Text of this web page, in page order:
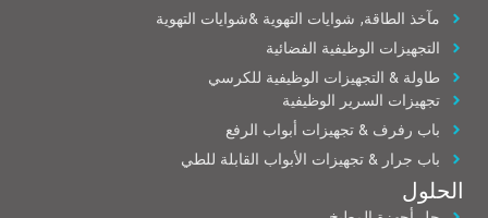
مآخذ الطاقة, شوايات التهوية &شوايات التهوية
التجهيزات الوظيفية الفضائية
طاولة & التجهيزات الوظيفية للكرسي
تجهيزات السرير الوظيفية
باب رفرف & تجهيزات أبواب الرفع
باب جرار & تجهيزات الأبواب القابلة للطي
الحلول